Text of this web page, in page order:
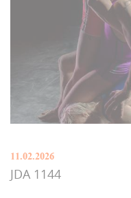
11.02.2026
JDA 1144